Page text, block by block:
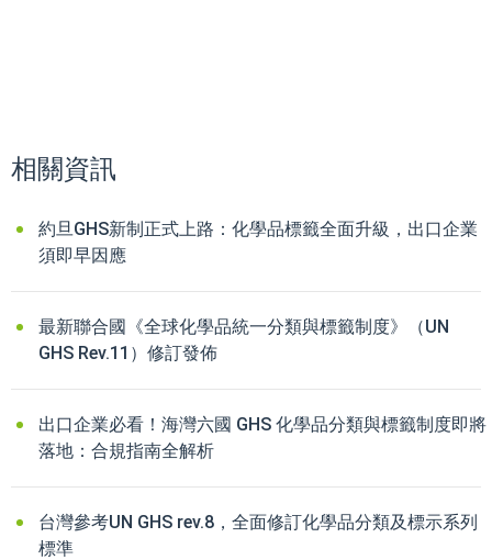
相關資訊
約旦GHS新制正式上路：化學品標籤全面升級，出口企業
須即早因應
最新聯合國《全球化學品統一分類與標籤制度》（UN
GHS Rev.11）修訂發佈
出口企業必看！海灣六國 GHS 化學品分類與標籤制度即將
落地：合規指南全解析
台灣參考UN GHS rev.8，全面修訂化學品分類及標示系列
標準